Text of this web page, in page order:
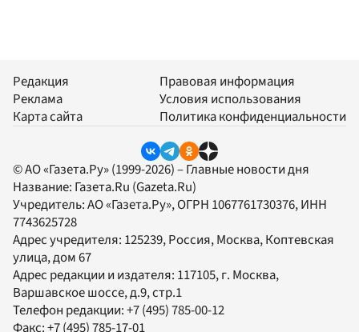
Редакция
Реклама
Карта сайта
Правовая информация
Условия использования
Политика конфиденциальности
© АО «Газета.Ру» (1999-2026) – Главные новости дня
Название: Газета.Ru (Gazeta.Ru)
Учредитель:АО «Газета.Ру», ОГРН 1067761730376, ИНН
7743625728
Адрес учредителя: 125239, Россия, Москва, Коптевская
улица, дом 67
Адрес редакции и издателя: 117105, г. Москва,
Варшавское шоссе, д.9, стр.1
Телефон редакции:+7 (495) 785-00-12